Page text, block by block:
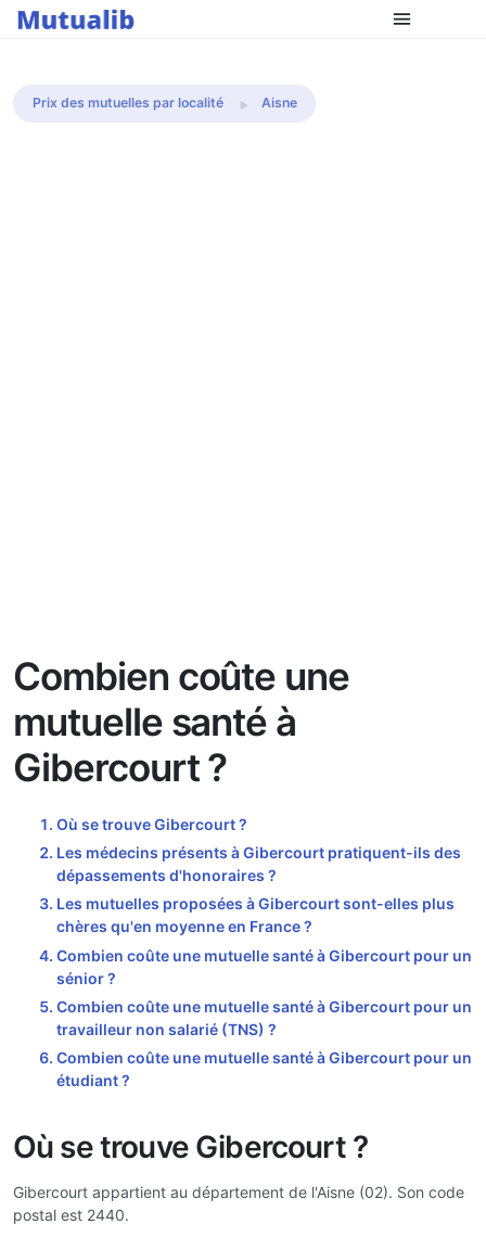
Comparer les mutuelles
Prix des mutuelles par localité Aisne
Combien coûte une
mutuelle santé à
Gibercourt ?
Où se trouve Gibercourt ?
Les médecins présents à Gibercourt pratiquent-ils des
dépassements d'honoraires ?
Les mutuelles proposées à Gibercourt sont-elles plus
chères qu'en moyenne en France ?
Combien coûte une mutuelle santé à Gibercourt pour un
sénior ?
Combien coûte une mutuelle santé à Gibercourt pour un
travailleur non salarié (TNS) ?
Combien coûte une mutuelle santé à Gibercourt pour un
étudiant ?
Où se trouve Gibercourt ?
Gibercourt appartient au département de l'Aisne (02). Son code
postal est 2440.